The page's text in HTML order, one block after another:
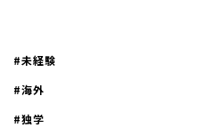
未経験
海外
独学